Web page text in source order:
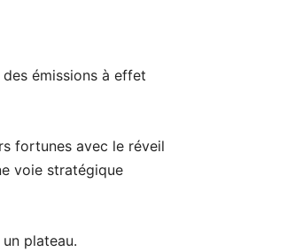
émissions à effet
fortunes avec le réveil
voie stratégique
plateau.